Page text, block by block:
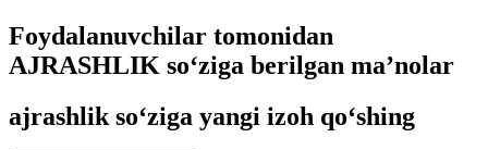
Foydalanuvchilar tomonidan
AJRASHLIK so‘ziga berilgan ma’nolar
ajrashlik so‘ziga yangi izoh qo‘shing